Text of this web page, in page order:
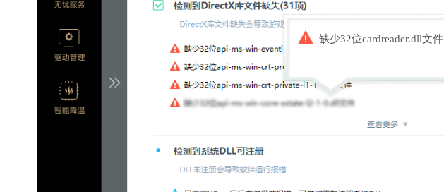
缺少32位cardreader.dll文件